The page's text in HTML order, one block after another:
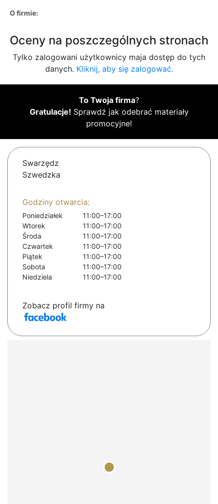
O firmie:
Oceny na poszczególnych stronach
Tylko zalogowani użytkownicy maja dostęp do tych
danych. Kliknij, aby się zalogować.
To Twoja firma?
Gratulacje! Sprawdź jak odebrać materiały
promocyjne!
Swarzędz
Szwedzka
Godziny otwarcia:
Poniedziałek
11:00–17:00
Wtorek
11:00–17:00
Środa
11:00–17:00
Czwartek
11:00–17:00
Piątek
11:00–17:00
Sobota
11:00–17:00
Niedziela
11:00–17:00
Zobacz profil firmy na